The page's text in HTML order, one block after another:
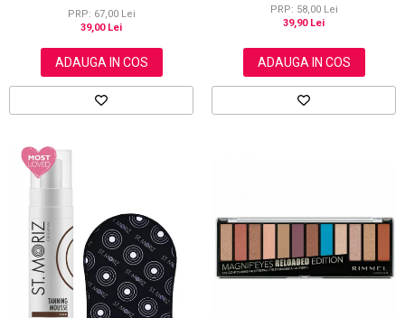
PRP: 67,00 Lei
39,00 Lei
ADAUGA IN COS
PRP: 58,00 Lei
39,90 Lei
ADAUGA IN COS